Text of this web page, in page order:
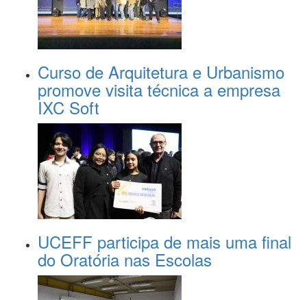
Curso de Arquitetura e Urbanismo
promove visita técnica a empresa
IXC Soft
UCEFF participa de mais uma final
do Oratória nas Escolas